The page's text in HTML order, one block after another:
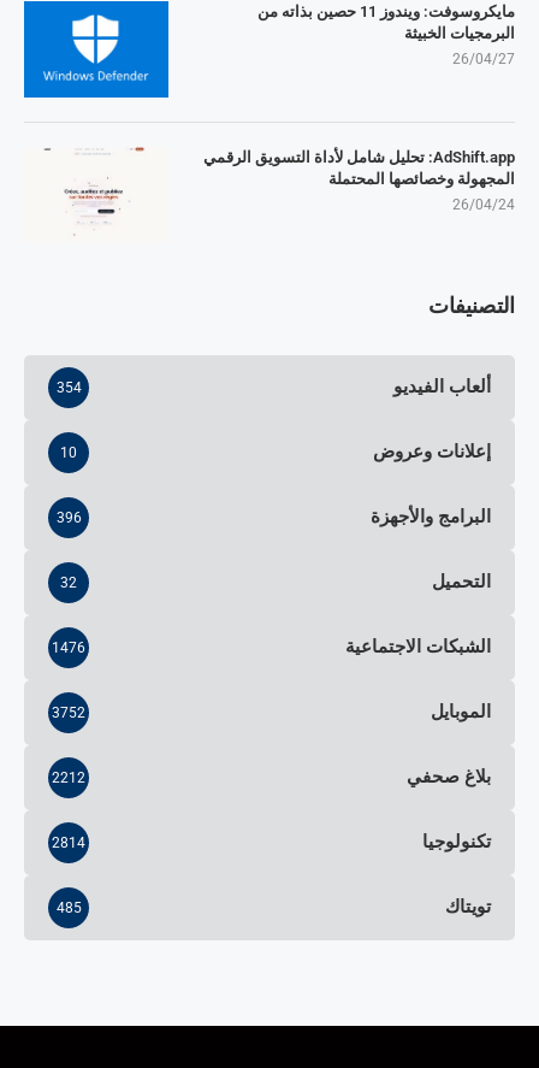
مايكروسوفت: ويندوز 11 حصين بذاته من
البرمجيات الخبيثة
26/04/27
AdShift.app: تحليل شامل لأداة التسويق الرقمي
المجهولة وخصائصها المحتملة
26/04/24
التصنيفات
ألعاب الفيديو 354
إعلانات وعروض 10
البرامج والأجهزة 396
التحميل 32
الشبكات الاجتماعية 1476
الموبايل 3752
بلاغ صحفي 2212
تكنولوجيا 2814
تويتاك 485